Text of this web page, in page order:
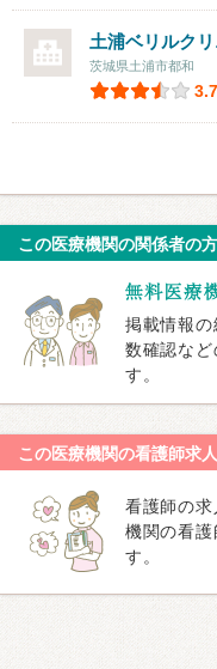
土浦ベリルク
茨城県土浦市都和
この医療機関の関係者の
掲載情報の
数確認な
す。
この医療機関の看護師求人
看護師の
機関の看護
す。